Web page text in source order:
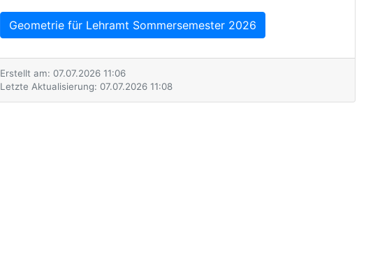
Geometrie für Lehramt Sommersemester 2026
Erstellt am: 07.07.2026 11:06
Letzte Aktualisierung: 07.07.2026 11:08